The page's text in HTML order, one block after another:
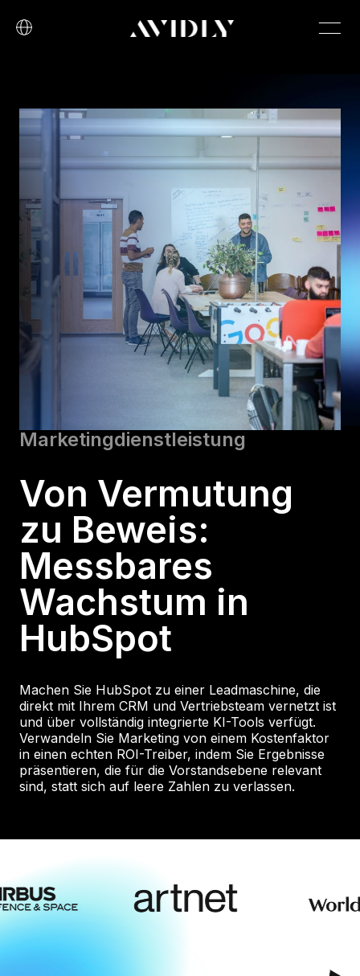
Marketingdienstleistung
Von Vermutung
zu Beweis:
Messbares
Wachstum in
HubSpot
Machen Sie HubSpot zu einer Leadmaschine, die
direkt mit Ihrem CRM und Vertriebsteam vernetzt ist
und über vollständig integrierte KI-Tools verfügt.
Verwandeln Sie Marketing von einem Kostenfaktor
in einen echten ROI-Treiber, indem Sie Ergebnisse
präsentieren, die für die Vorstandsebene relevant
sind, statt sich auf leere Zahlen zu verlassen.